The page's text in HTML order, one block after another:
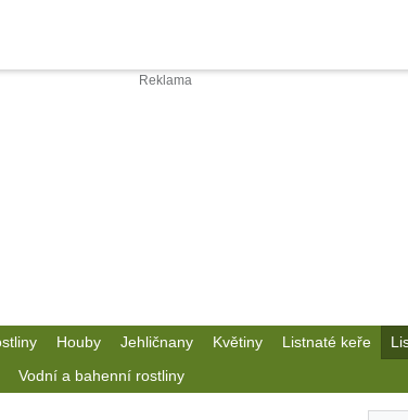
Houby Jehličnany Květiny Listnaté keře
Vodní a bahenní rostliny